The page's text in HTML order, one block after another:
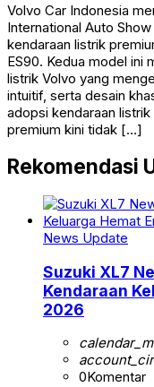
Volvo Car Indonesia
International Auto
kendaraan listrik
ES90. Kedua model ini
listrik Volvo yang
intuitif, serta desain
adopsi kendaraan
premium kini tidak […]
Rekomendasi
News Update
Suzuki XL7
Kendaraan
2026
0Komentar